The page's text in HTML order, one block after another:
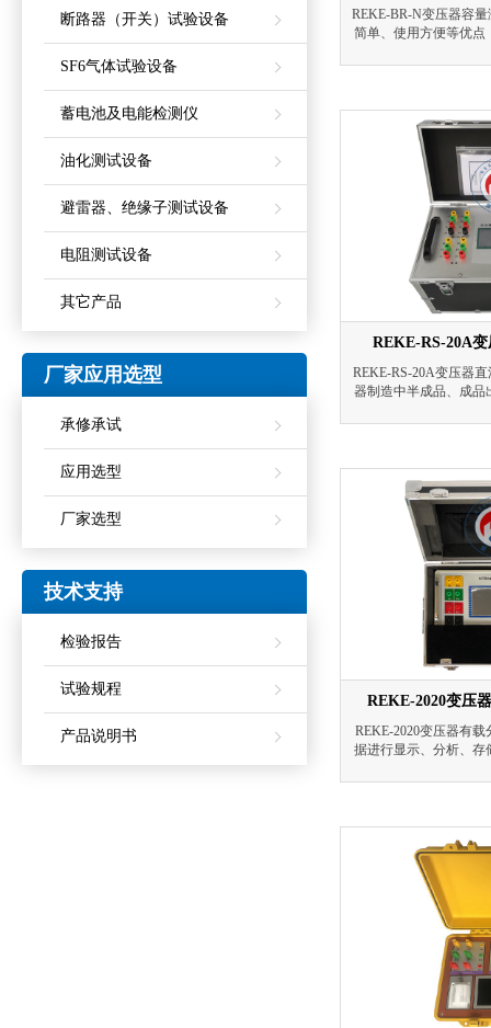
REKE-BR-N变压器容
简单、使用方便等优点
试精
REKE-RS-20A
REKE-RS-20A变压器
器制造中半成品、成品
圈的选材、焊接、连接
REKE-2020变压
REKE-2020变压器有
据进行显示、分析、存
用测试手段的问题。可
对提高电力系统运行
断路器（开关）试验设备
SF6气体试验设备
蓄电池及电能检测仪
油化测试设备
避雷器、绝缘子测试设备
电阻测试设备
其它产品
厂家应用选型
承修承试
应用选型
厂家选型
技术支持
检验报告
试验规程
产品说明书